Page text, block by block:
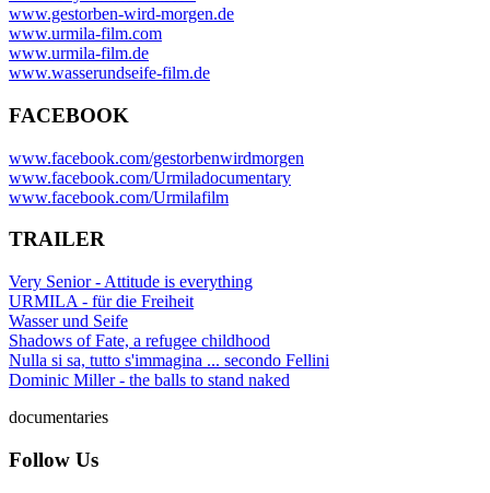
www.gestorben-wird-morgen.de
www.urmila-film.com
www.urmila-film.de
www.wasserundseife-film.de
FACEBOOK
www.facebook.com/gestorbenwirdmorgen
www.facebook.com/Urmiladocumentary
www.facebook.com/Urmilafilm
TRAILER
Very Senior - Attitude is everything
URMILA - für die Freiheit
Wasser und Seife
Shadows of Fate, a refugee childhood
Nulla si sa, tutto s'immagina ... secondo Fellini
Dominic Miller - the balls to stand naked
documentaries
Follow Us